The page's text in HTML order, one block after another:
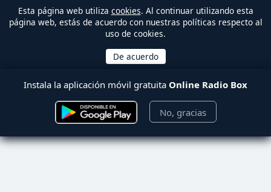
Esta página web utiliza cookies. Al continuar utilizando esta
página web, estás de acuerdo con nuestras políticas respecto al
uso de cookies.
Instala la aplicación móvil gratuita Online Radio Box
No, gracias